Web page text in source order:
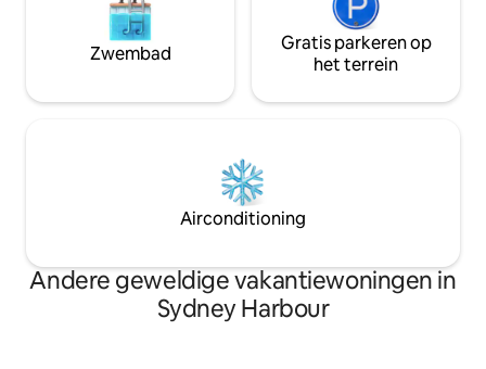
Zwembad
Gratis parkeren op
het terrein
Airconditioning
Andere geweldige vakantiewoningen in
Sydney Harbour